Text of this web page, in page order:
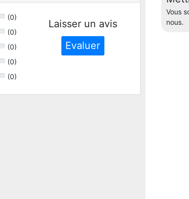
(0)
(0)
(0)
(0)
(0)
Laisser un avis
Evaluer
Vous
nous.